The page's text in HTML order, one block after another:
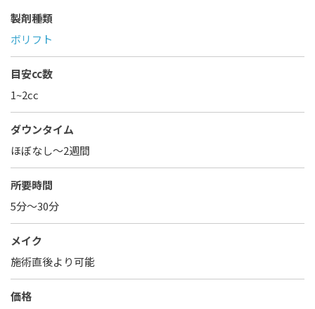
製剤種類
ボリフト
目安cc数
1~2cc
ダウンタイム
ほぼなし〜2週間
所要時間
5分～30分
メイク
施術直後より可能
価格